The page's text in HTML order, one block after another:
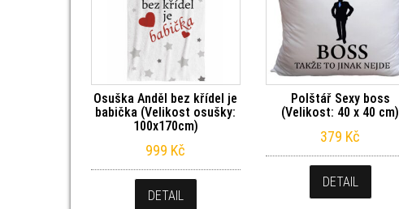
Osuška Anděl bez křídel je
babička (Velikost osušky:
100x170cm)
999 Kč
DETAIL
Polštář Sexy boss
(Velikost: 40 x 40 cm)
379 Kč
DETAIL